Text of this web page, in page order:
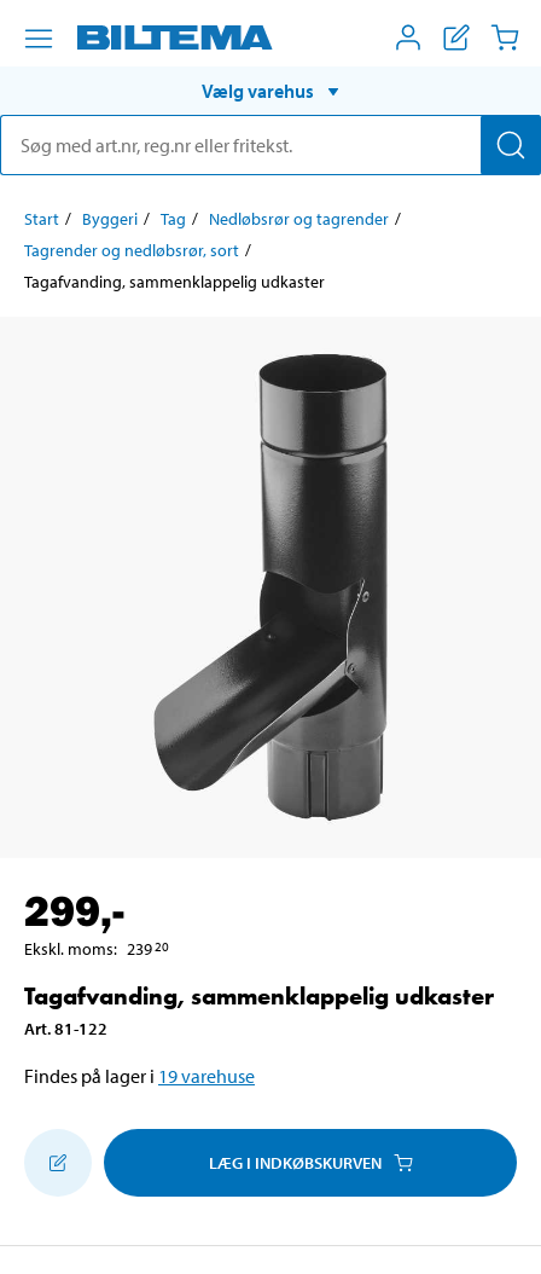
Vælg varehus
Start Byggeri Tag
Nedløbsrør og tagrender
Tagrender og nedløbsrør, sort
Tagafvanding, sammenklappelig udkaster
299,-
Ekskl. moms: 23920
Tagafvanding, sammenklappelig udkaster
Art.81-122
Findes på lager i 19varehuse
LÆG I INDKØBSKURVEN